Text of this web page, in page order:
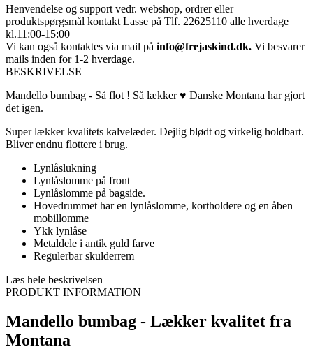
Henvendelse og support vedr. webshop, ordrer eller
produktspørgsmål kontakt Lasse på Tlf. 22625110 alle hverdage
kl.11:00-15:00
Vi kan også kontaktes via mail på info@frejaskind.dk. Vi besvarer
mails inden for 1-2 hverdage.
BESKRIVELSE
Mandello bumbag - Så flot ! Så lækker ♥ Danske Montana har gjort
det igen.
Super lækker kvalitets kalvelæder. Dejlig blødt og virkelig holdbart.
Bliver endnu flottere i brug.
Lynlåslukning
Lynlåslomme på front
Lynlåslomme på bagside.
Hovedrummet har en lynlåslomme, kortholdere og en åben
mobillomme
Ykk lynlåse
Metaldele i antik guld farve
Regulerbar skulderrem
Læs hele beskrivelsen
PRODUKT INFORMATION
Mandello bumbag - Lækker kvalitet fra
Montana